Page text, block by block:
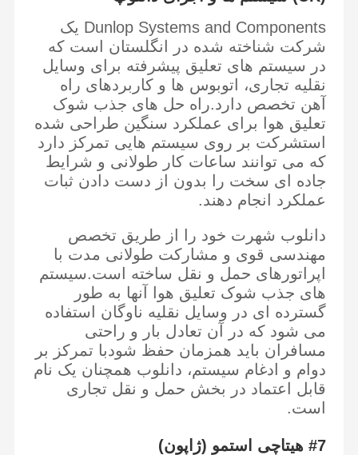
Dunlop Systems and Components یک
شرکت شناخته شده در انگلستان است که
در سیستم های تعلیق پیشرفته برای وسایل
نقلیه تجاری، اتوبوس ها و کاربردهای راه
آهن تخصص دارد.راه حل های جذب شوک
تعلیق هوا برای عملکرد سنگین طراحی شده
استشرکت بر روی سیستم هایی تمرکز دارد
که می توانند ساعات کار طولانی و شرایط
جاده ای سخت را بدون از دست دادن ثبات
عملکرد انجام دهند.
دانلوب شهرت خود را از طریق تخصص
مهندسی قوی و مشارکت طولانی مدت با
اپراتورهای حمل و نقل ساخته است.سیستم
های جذب شوک تعلیق هوا آنها به طور
گسترده ای در وسایل نقلیه ناوگان استفاده
می شود که در آن تعادل بار و راحتی
مسافران باید همزمان حفظ شودبا تمرکز بر
دوام و ادغام سیستم، دانلوب همچنان یک نام
قابل اعتماد در بخش حمل و نقل تجاری
است.
#7 هیتاچی استمو (ژاپون)